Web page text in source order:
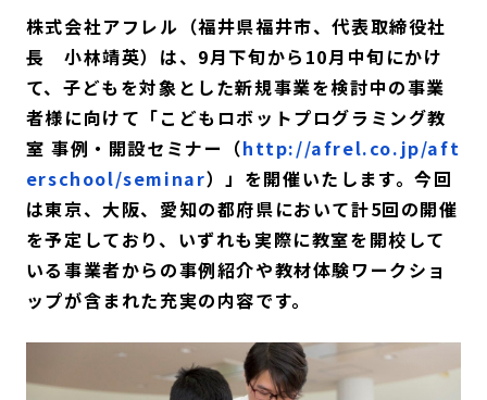
株式会社アフレル（福井県福井市、代表取締役社
長 小林靖英）は、9月下旬から10月中旬にかけ
て、子どもを対象とした新規事業を検討中の事業
者様に向けて「こどもロボットプログラミング教
室 事例・開設セミナー（http://afrel.co.jp/aft
erschool/seminar）」を開催いたします。今回
は東京、大阪、愛知の都府県において計5回の開催
を予定しており、いずれも実際に教室を開校して
いる事業者からの事例紹介や教材体験ワークショ
ップが含まれた充実の内容です。